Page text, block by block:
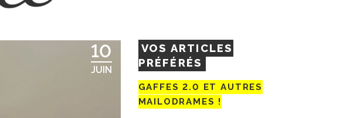
10
JUIN
VOS ARTICLES
PRÉFÉRÉS
GAFFES 2.0 ET AUTRES
MAILODRAMES !